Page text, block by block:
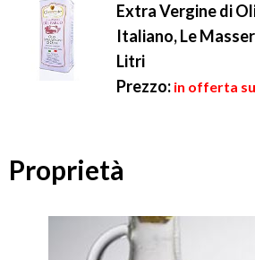
Extra Vergine di
Italiano, Le
Litri
Prezzo: in offerta
Proprietà